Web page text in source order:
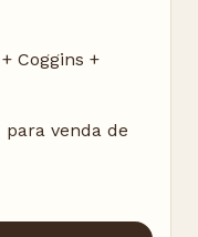
Coggins +
venda de